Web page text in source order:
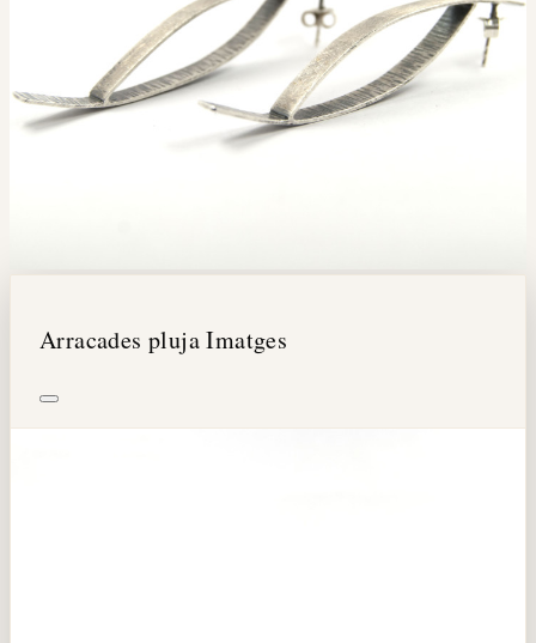
Arracades pluja Imatges